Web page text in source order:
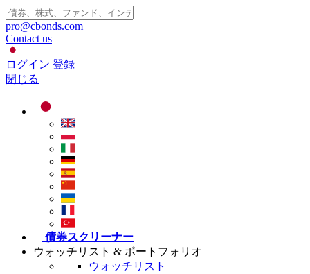
pro@cbonds.com
Contact us
ログイン 登録
閉じる
債券スクリーナー
ウォッチリスト & ポートフォリオ
ウォッチリスト